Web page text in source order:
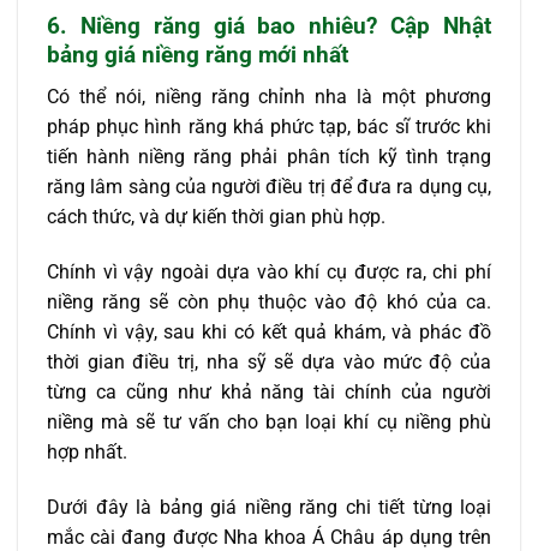
6. Niềng răng giá bao nhiêu? Cập Nhật
bảng giá niềng răng mới nhất
Có thể nói, niềng răng chỉnh nha là một phương
pháp phục hình răng khá phức tạp, bác sĩ trước khi
tiến hành niềng răng phải phân tích kỹ tình trạng
răng lâm sàng của người điều trị để đưa ra dụng cụ,
cách thức, và dự kiến thời gian phù hợp.
Chính vì vậy ngoài dựa vào khí cụ được ra, chi phí
niềng răng sẽ còn phụ thuộc vào độ khó của ca.
Chính vì vậy, sau khi có kết quả khám, và phác đồ
thời gian điều trị, nha sỹ sẽ dựa vào mức độ của
từng ca cũng như khả năng tài chính của người
niềng mà sẽ tư vấn cho bạn loại khí cụ niềng phù
hợp nhất.
Dưới đây là bảng giá niềng răng chi tiết từng loại
mắc cài đang được Nha khoa Á Châu áp dụng trên